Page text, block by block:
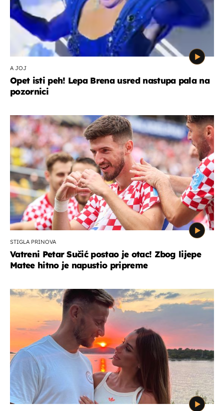
A JOJ
Opet isti peh! Lepa Brena usred nastupa pala na
pozornici
STIGLA PRINOVA
Vatreni Petar Sučić postao je otac! Zbog lijepe
Matee hitno je napustio pripreme